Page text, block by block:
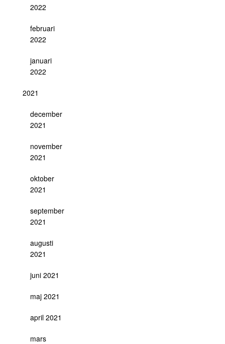
2022
februari
2022
januari
2022
2021
december
2021
november
2021
oktober
2021
september
2021
augusti
2021
juni 2021
maj 2021
april 2021
mars